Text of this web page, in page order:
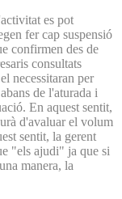
es pot
fer cap suspensió
confirmen des de
consultats
necessitaran per
de l'aturada i
En aquest sentit,
d'avaluar el volum
sentit, la gerent
"els ajudi" ja que si
manera, la